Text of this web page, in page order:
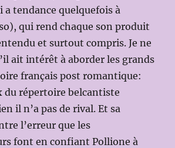
a tendance quelquefois à
qui rend chaque son produit
et surtout compris. Je ne
ait intérêt à aborder les grands
français post romantique:
du répertoire belcantiste
il n’a pas de rival. Et sa
l’erreur que les
font en confiant Pollione à